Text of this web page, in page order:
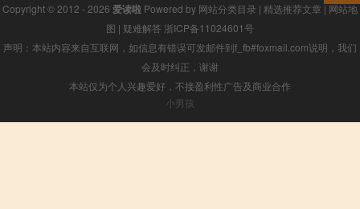
Copyright © 2012 - 2026 爱读啦 Powered by 网站分类目录 | 精选推荐文章 |网站地
图 | 疑难解答 浙ICP备11024601号
声明：本站内容来自互联网，如信息有错误可发邮件到f_fb#foxmail.com说明，我们
会及时纠正，谢谢
本站仅为个人兴趣爱好，不接盈利性广告及商业合作
小男孩